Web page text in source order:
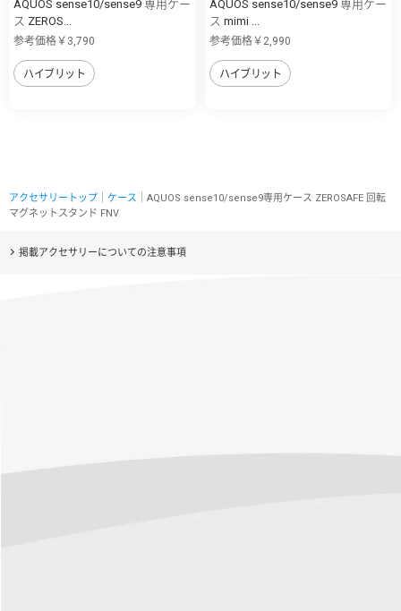
AQUOS sense10/sense9 専用ケー
ス ZEROS...
参考価格￥3,790
ハイブリット
AQUOS sense10/sense9 専用ケー
ス mimi ...
参考価格￥2,990
ハイブリット
アクセサリートップ ケース ｜AQUOS sense10/sense9専用ケース ZEROSAFE 回転
マグネットスタンド FNV
掲載アクセサリーについての注意事項